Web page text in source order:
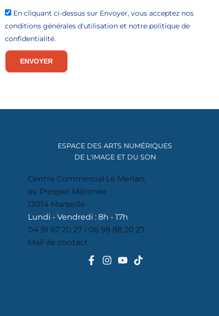
En cliquant ci-dessus sur Envoyer, vous acceptez nos
conditions générales d'utilisation et notre politique de
confidentialité.
ENVOYER
ESPACE DES ARTS NUMÉRIQUES
DE L'IMAGE ET DU SON
Centre Commercial Le Merlan,
av. Prosper Mérimée
13014 Marseille
Lundi - Vendredi : 8h - 17h
04 91 67 20 27 / 06 98 88 20 27
Mail de contact